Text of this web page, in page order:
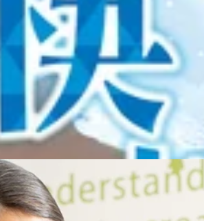
WEB予約する
水）は西新井トスカが全館休業とな
お買い上げのお客様にハズレなしの